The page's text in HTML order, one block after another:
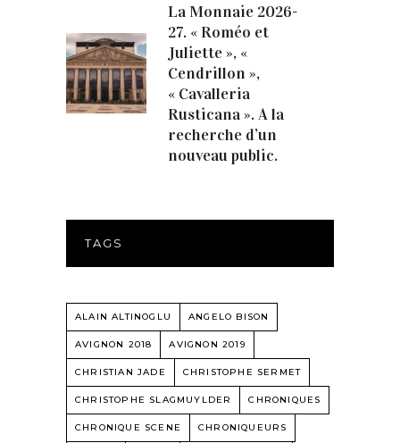
La Monnaie 2026-
27. « Roméo et
Juliette », «
Cendrillon »,
« Cavalleria
Rusticana ». A la
recherche d’un
nouveau public.
TAGS
ALAIN ALTINOGLU ANGELO BISON
AVIGNON 2018 AVIGNON 2019
CHRISTIAN JADE CHRISTOPHE SERMET
CHRISTOPHE SLAGMUYLDER CHRONIQUES
CHRONIQUE SCENE CHRONIQUEURS